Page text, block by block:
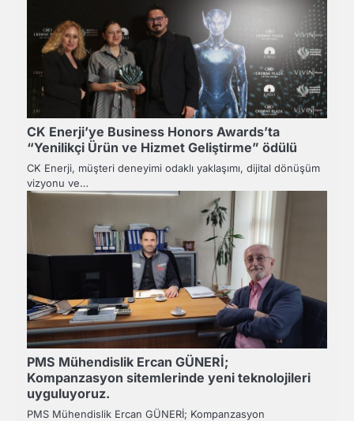
CK Enerji’ye Business Honors Awards’ta
“Yenilikçi Ürün ve Hizmet Geliştirme” ödülü
CK Enerji, müşteri deneyimi odaklı yaklaşımı, dijital dönüşüm
vizyonu ve…
PMS Mühendislik Ercan GÜNERİ;
Kompanzasyon sitemlerinde yeni teknolojileri
uyguluyoruz.
PMS Mühendislik Ercan GÜNERİ; Kompanzasyon